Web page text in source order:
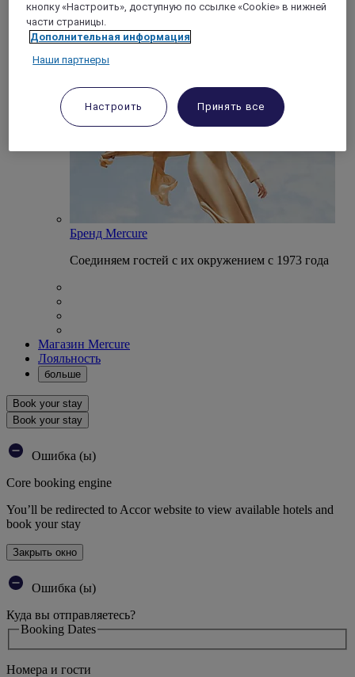
Опыт Mercure
Откройте для себя, что делает каждый отель
Бренд Mercure
Соединяем гостей с их окружением с 1973 года
Магазин Mercure
Лояльность
больше
Book your stay
Book your stay
Ошибка (ы)
Core booking engine
You’ll be redirected to Accor website to view available hotels and
book your stay
Закрыть окно
Ошибка (ы)
Куда вы отправляетесь?
Booking Dates
Номера и гости
кнопку «Настроить», доступную по ссылке «Cookie» в нижней
части страницы.
Дополнительная информация
Наши партнеры
Настроить Принять все